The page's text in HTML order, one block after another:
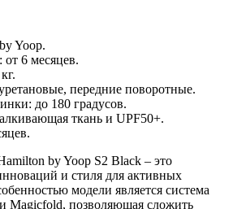
Yoop.
от 6 месяцев.
передние поворотные.
до 180 градусов.
ткань и UPF50+.
by Yoop S2 Black – это
и стиля для активных
модели является система
Magicfold, позволяющая сложить